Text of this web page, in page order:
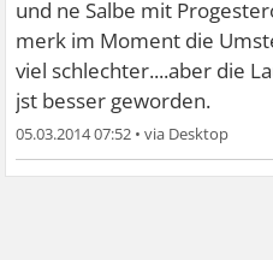
und ne Salbe mit
merk im Moment die
viel schlechter....aber die
jst besser geworden.
05.03.2014 07:52 •